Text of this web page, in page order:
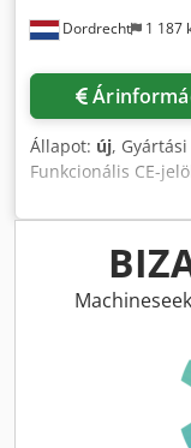
Dordrecht 1 187
Állapot: új, Gyártási
Funkcionális CE-
nagyon jó Műszaki
nagyon jó Dkodpfx
Referenciaszám: 2
következő
Gyártási ország:
információért